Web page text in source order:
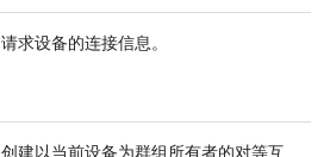
请求设备的连接信息。
创建以当前设备为群组所有者的对等互